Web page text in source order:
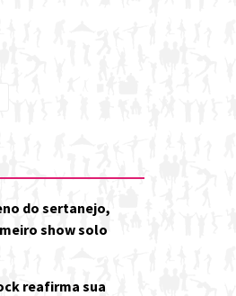
do sertanejo,
show solo
reafirma sua